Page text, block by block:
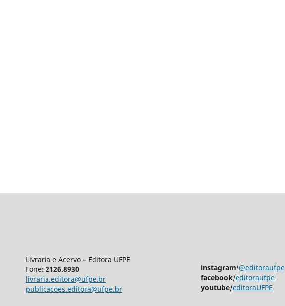
Livraria e Acervo – Editora UFPE
Fone: 2126.8930
livraria.editora@ufpe.br
publicacoes.editora@ufpe.br
instagram/@editoraufpe
facebook/editoraufpe
youtube/editoraUFPE